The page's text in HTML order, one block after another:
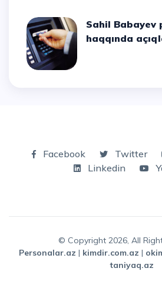
Sahil Babayev pensiya
haqqında
Facebook Twitter
Linkedin
© Copyright 2026, All
personalar.az | kimdir.com.az |
taniyaq.az